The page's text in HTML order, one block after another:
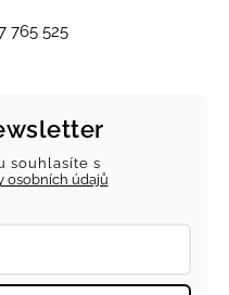
765 525
souhlasíte s
osobních údajů